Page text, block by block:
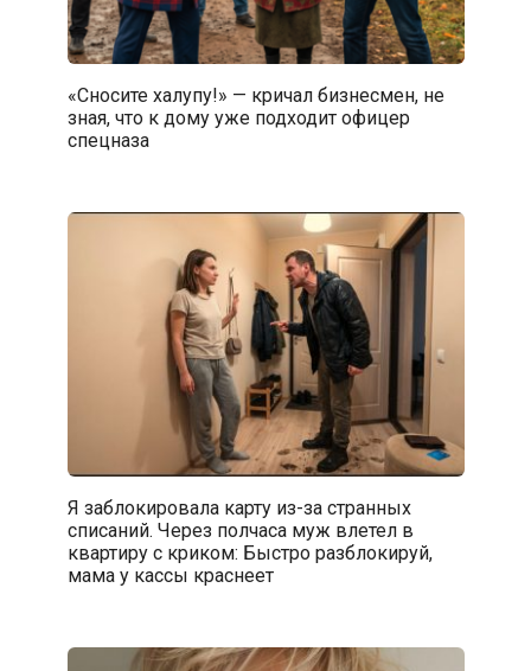
«Сносите халупу!» — кричал бизнесмен, не
зная, что к дому уже подходит офицер
спецназа
Я заблокировала карту из-за странных
списаний. Через полчаса муж влетел в
квартиру с криком: Быстро разблокируй,
мама у кассы краснеет